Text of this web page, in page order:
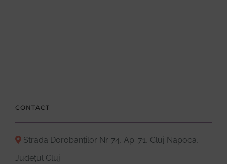
CONTACT
Strada Dorobanților Nr. 74, Ap. 71, Cluj Napoca,
Județul Cluj